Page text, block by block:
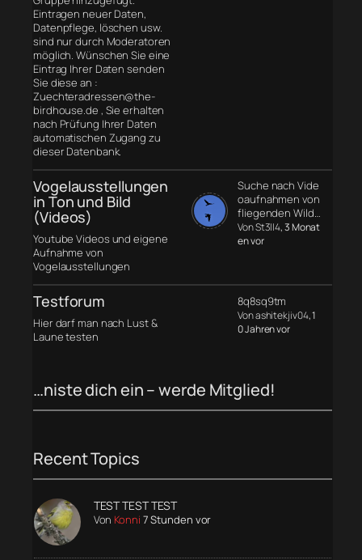
Eintragen neuer Daten,
Datenpflege, löschen usw.
sind nur durch Moderatoren
möglich. Wünschen Sie eine
Eintrag Ihrer Daten senden
Sie diese an :
Zuechteradressen@the-
birdhouse.de , Sie erhalten
nach Prüfung Ihrer Daten
automatischen Zugang zu
dieser Datenbank.
Vogelausstellungen
in Ton und Bild
(Videos)
Youtube Videos und eigene
Aufnahme von
Vogelausstellungen
Suche nach Vide
oaufnahmen von
fliegenden Wild…
Von St3ll4, 3 Monat
en vor
Testforum
Hier darf man nach Lust &
Laune testen
8q8sq9tm
Von ashitekjiv04, 1
0 Jahren vor
…niste dich ein – werde Mitglied!
Recent Topics
TEST TEST TEST
Von Konni 7 Stunden vor